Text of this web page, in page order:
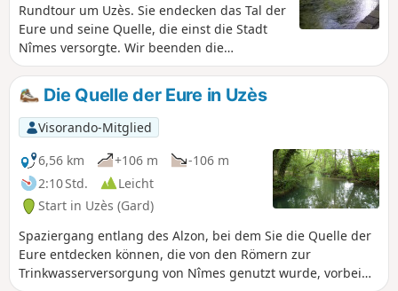
Rundtour um Uzès. Sie endecken das Tal der
Eure und seine Quelle, die einst die Stadt
Nîmes versorgte. Wir beenden die
Wanderung mit einer Schleife durch die
Garrigue Gardoise, um nach Uzès
zurückzukehren.
Die Quelle der Eure in Uzès
Visorando-Mitglied
6,56 km
+106 m
-106 m
2:10 Std.
Leicht
Start in Uzès (Gard)
Spaziergang entlang des Alzon, bei dem Sie die Quelle der
Eure entdecken können, die von den Römern zur
Trinkwasserversorgung von Nîmes genutzt wurde, vorbei